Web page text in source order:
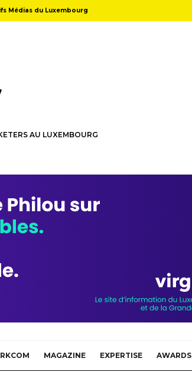
Médias du Luxembourg
AU LUXEMBOURG
MAGAZINE EXPERTISE AWARDS